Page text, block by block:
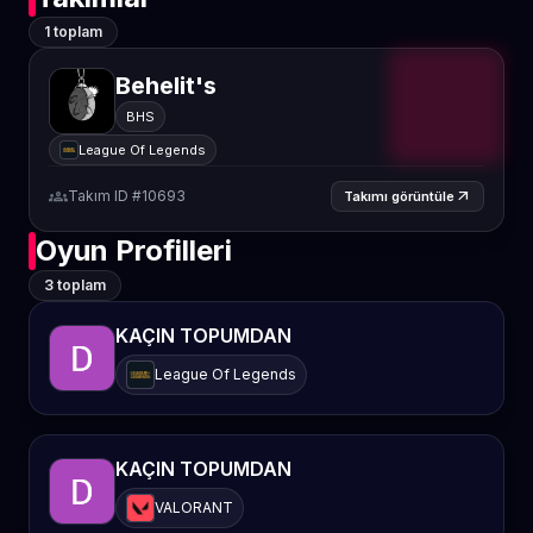
1 toplam
Behelit's
BHS
League Of Legends
groupsTakım ID #10693 Takımı görüntüle arrow_outward
Oyun Profilleri
3 toplam
KAÇIN TOPUMDAN
League Of Legends
KAÇIN TOPUMDAN
VALORANT